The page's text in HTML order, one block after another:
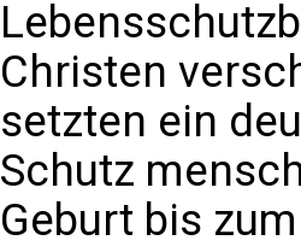
Christen
setzten ein
Schutz
Geburt bis